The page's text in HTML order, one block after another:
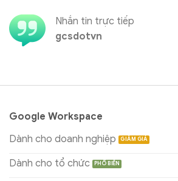
Nhắn tin trực tiếp
gcsdotvn
Google Workspace
Dành cho doanh nghiệp
Dành cho tổ chức